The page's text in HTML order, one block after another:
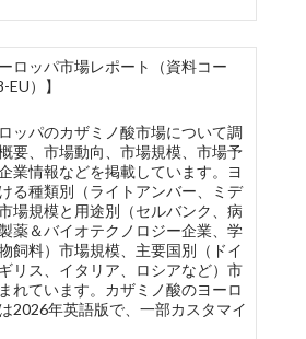
ロッパ市場レポート（資料コー
）】
ッパのカザミノ酸市場について調
要、市場動向、市場規模、市場予
業情報などを掲載しています。ヨ
る種類別（ライトアンバー、ミデ
場規模と用途別（セルバンク、病
薬＆バイオテクノロジー企業、学
飼料）市場規模、主要国別（ドイ
リス、イタリア、ロシアなど）市
れています。カザミノ酸のヨーロ
2026年英語版で、一部カスタマイ